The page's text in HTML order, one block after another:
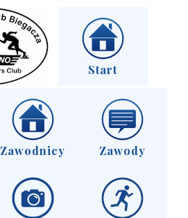
Start
Zawodnicy Zawody